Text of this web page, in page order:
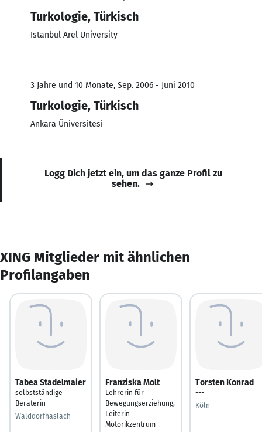
Turkologie, Türkisch
Istanbul Arel University
3 Jahre und 10 Monate, Sep. 2006 - Juni 2010
Turkologie, Türkisch
Ankara Üniversitesi
Logg Dich jetzt ein, um das ganze Profil zu
sehen.
XING Mitglieder mit ähnlichen
Profilangaben
Tabea Stadelmaier
selbstständige
Beraterin
Walddorfhäslach
Franziska Molt
Lehrerin für
Bewegungserziehung,
Leiterin
Motorikzentrum
Torsten Konrad
---
Köln